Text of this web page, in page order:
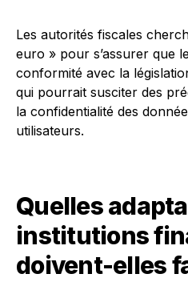
Les autorités fiscales
euro » pour s’assurer que
conformité avec la
qui pourrait susciter des
la confidentialité des
utilisateurs.
Quelles
institutions
doivent-elles